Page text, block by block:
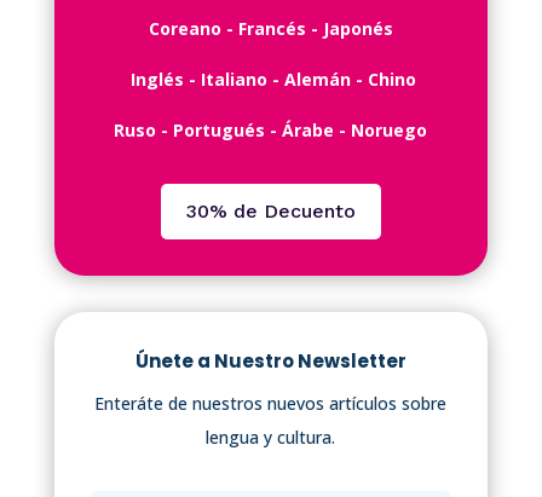
C️oreano - ️Francés -️ Japonés
Inglés -️ Italiano - Alemán - Chino
Ruso - Portugués - Árabe - Noruego
30% de Decuento
Únete a Nuestro Newsletter
Enteráte de nuestros nuevos artículos sobre
lengua y cultura.